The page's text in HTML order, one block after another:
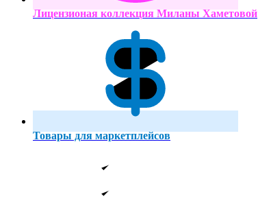
Лицензионая коллекция Миланы Хаметовой
Товары для маркетплейсов